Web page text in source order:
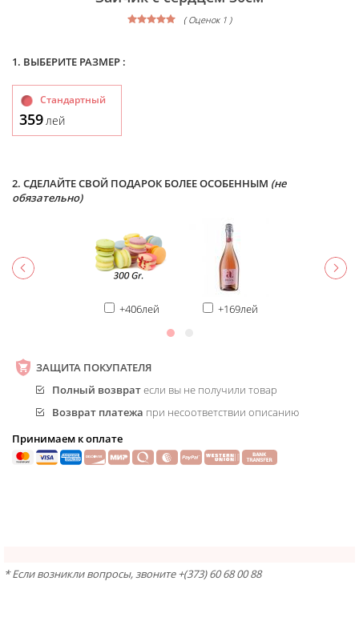
( Оценок 1 )
1. ВЫБЕРИТЕ РАЗМЕР :
Стандартный
359лей
2. СДЕЛАЙТЕ СВОЙ ПОДАРОК БОЛЕЕ ОСОБЕННЫМ (не
обязательно)
+406лей +169лей
ЗАЩИТА ПОКУПАТЕЛЯ
Полный возвратесли вы не получили товар
Возврат платежа при несоответствии описанию
Принимаем к оплате
* Если возникли вопросы, звоните +(373) 60 68 00 88